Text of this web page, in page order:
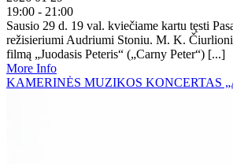
19:00 - 21:00
Sausio 29 d. 19 val. kviečiame kartu tęsti
režisieriumi Audriumi Stoniu. M. K.
filmą „Juodasis Peteris“ („Carny Peter“) [...]
More Info
KAMERINĖS MUZIKOS KONCERTAS